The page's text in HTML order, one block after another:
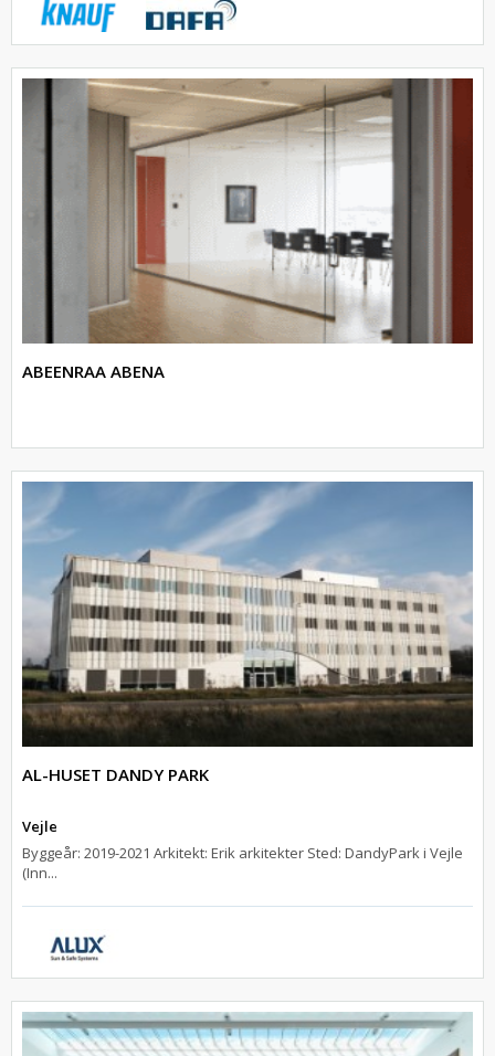
ABEENRAA ABENA
AL-HUSET DANDY PARK
Vejle
Byggeår: 2019-2021 Arkitekt: Erik arkitekter Sted: DandyPark i Vejle
(Inn...